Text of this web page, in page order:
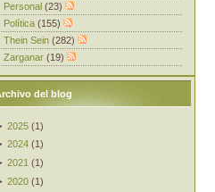
Personal (23)
Política (155)
Thein Sein (282)
Zarganar (19)
del blog
2025 (1)
2024 (1 )
2021 (1)
2020 (1)